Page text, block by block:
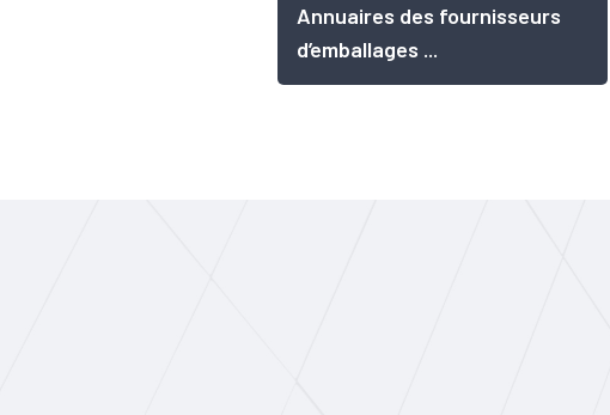
Annuaires des fournisseurs
d’emballages ...